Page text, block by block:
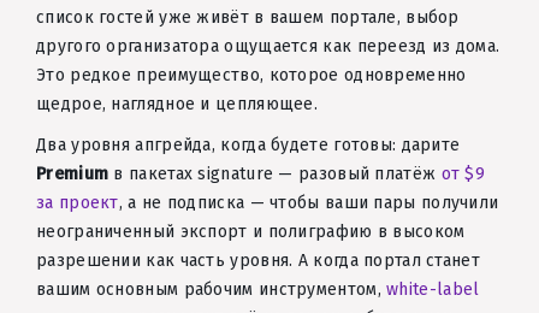
список гостей уже живёт в вашем портале, выбор
другого организатора ощущается как переезд из дома.
Это редкое преимущество, которое одновременно
щедрое, наглядное и цепляющее.
Два уровня апгрейда, когда будете готовы: дарите
Premium в пакетах signature — разовый платёж от $9
за проект, а не подписка — чтобы ваши пары получили
неограниченный экспорт и полиграфию в высоком
разрешении как часть уровня. А когда портал станет
вашим основным рабочим инструментом,white-label